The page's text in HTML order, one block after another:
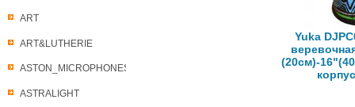
ART
ART&LUTHERIE
ASTON_MICROPHONES
ASTRALIGHT
Yuka
(20см)-